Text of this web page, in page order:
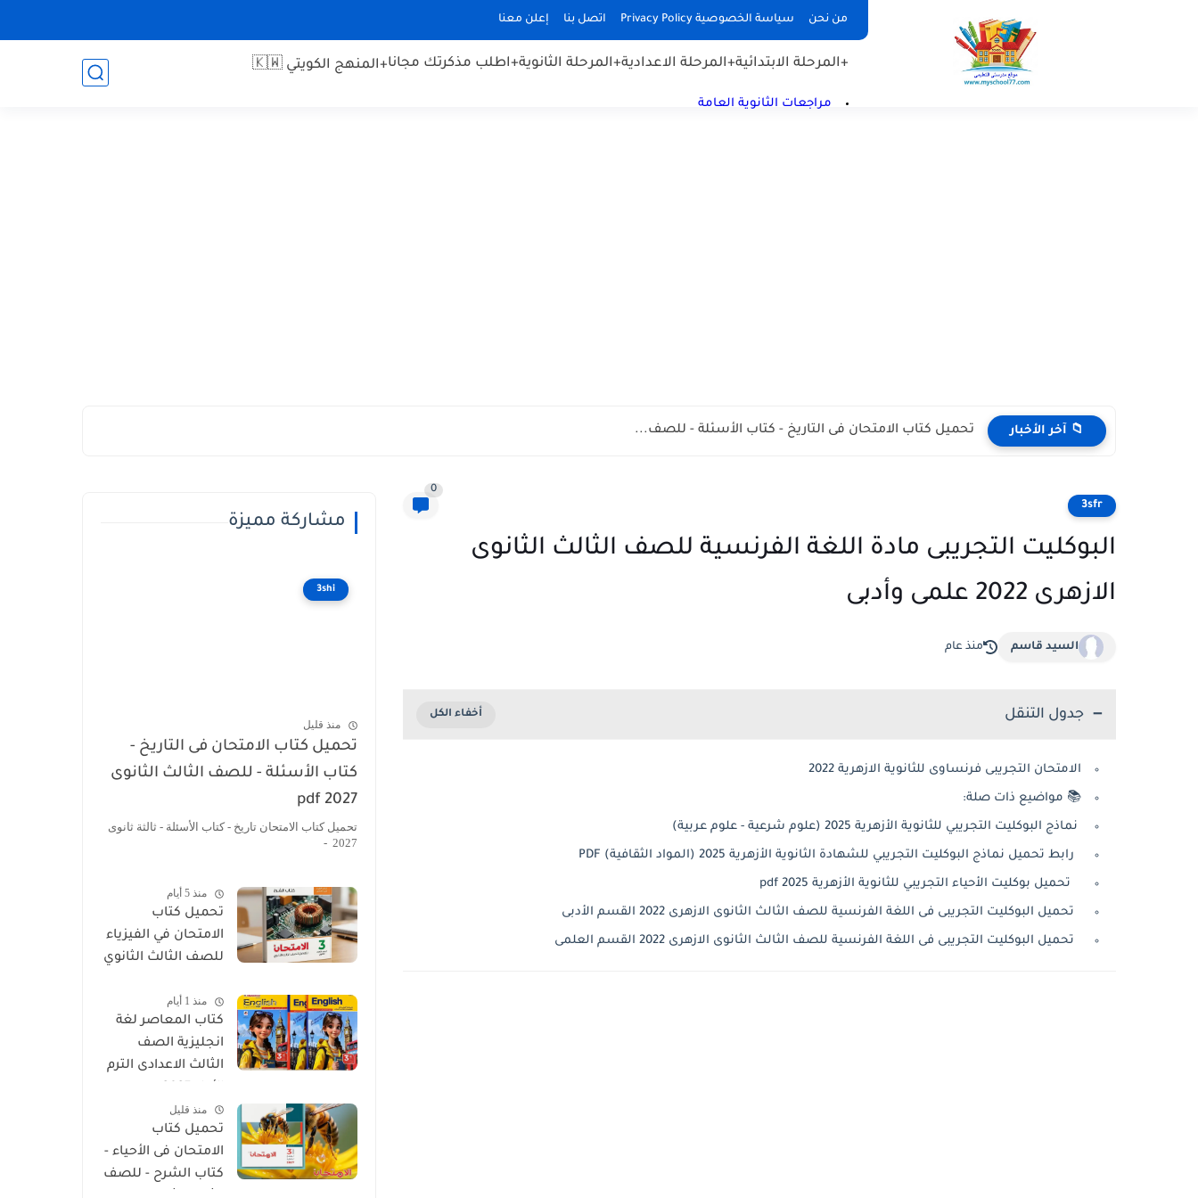
من نحن سياسة الخصوصية Privacy Policy اتصل بنا إعلن معنا
+المرحلة الابتدائية+المرحلة الاعدادية+المرحلة الثانوية+اطلب مذكرتك مجانا+المنهج الكويتي 🇰🇼
مراجعات الثانوية العامة
📁 آخر الأخبار تحميل كتاب الامتحان فى التاريخ - كتاب الأسئلة - للصف...
3sfr
0
البوكليت التجريبى مادة اللغة الفرنسية للصف الثالث الثانوى
الازهرى 2022 علمى وأدبى
السيد قاسم منذ عام
جدول التنقل
الامتحان التجريبى فرنساوى للثانوية الازهرية 2022
📚 مواضيع ذات صلة:
نماذج البوكليت التجريبي للثانوية الأزهرية 2025 (علوم شرعية - علوم عربية)
رابط تحميل نماذج البوكليت التجريبي للشهادة الثانوية الأزهرية 2025 (المواد الثقافية) PDF
تحميل بوكليت الأحياء التجريبي للثانوية الأزهرية 2025 pdf
تحميل البوكليت التجريبى فى اللغة الفرنسية للصف الثالث الثانوى الازهرى 2022 القسم الأدبى
تحميل البوكليت التجريبى فى اللغة الفرنسية للصف الثالث الثانوى الازهرى 2022 القسم العلمى
مشاركة مميزة
3shi
منذ قليل
تحميل كتاب الامتحان فى التاريخ -
كتاب الأسئلة - للصف الثالث الثانوى
2027 pdf
تحميل كتاب الامتحان تاريخ - كتاب الأسئلة - ثالثة ثانوى
2027 -
منذ 5 أيام
تحميل كتاب
الامتحان في الفيزياء
للصف الثالث الثانوي
الشرح
منذ 1 أيام
كتاب المعاصر لغة
انجليزية الصف
الثالث الاعدادى الترم
منذ قليل
تحميل كتاب
الامتحان فى الأحياء -
كتاب الشرح - للصف